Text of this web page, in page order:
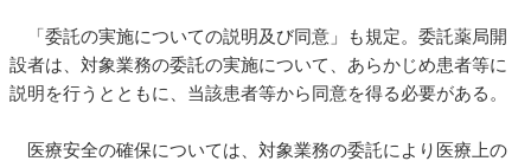
「委託の実施についての説明及び同意」も規定。委託薬局開
設者は、対象業務の委託の実施について、あらかじめ患者等に
説明を行うとともに、当該患者等から同意を得る必要がある。
医療安全の確保については、対象業務の委託により医療上の